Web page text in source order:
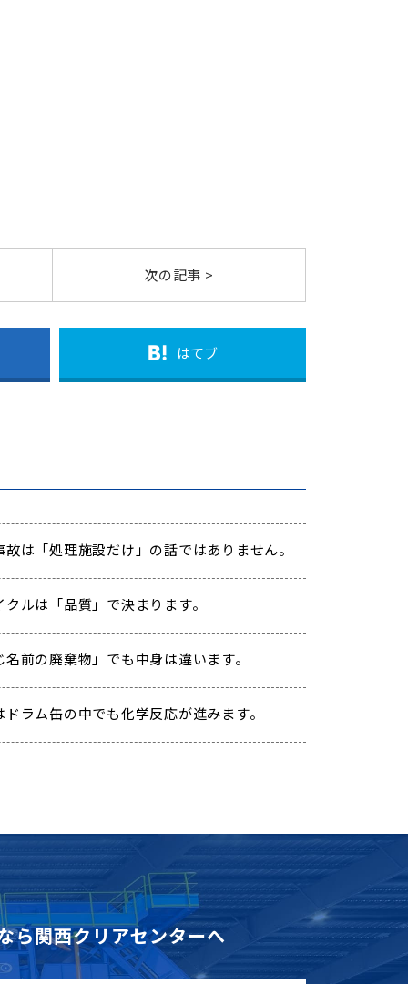
次の記事 >
はてブ
故は「処理施設だけ」の話ではありません。
クルは「品質」で決まります。
名前の廃棄物」でも中身は違います。
ドラム缶の中でも化学反応が進みます。
ら関西クリアセンターへ